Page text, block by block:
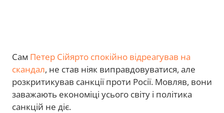
Сам Петер Сійярто спокійно відреагував на
скандал, не став ніяк виправдовуватися, але
розкритикував санкції проти Росії. Мовляв, вони
заважають економіці усього світу і політика
санкцій не діє.